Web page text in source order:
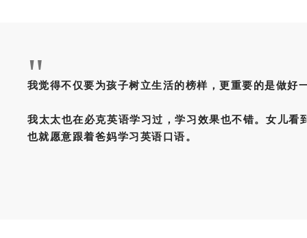
"
我觉得不仅要为孩子树立生活的榜样，更重要的是做好
我太太也在必克英语学习过，学习效果也不错。女儿看
也就愿意跟着爸妈学习英语口语。